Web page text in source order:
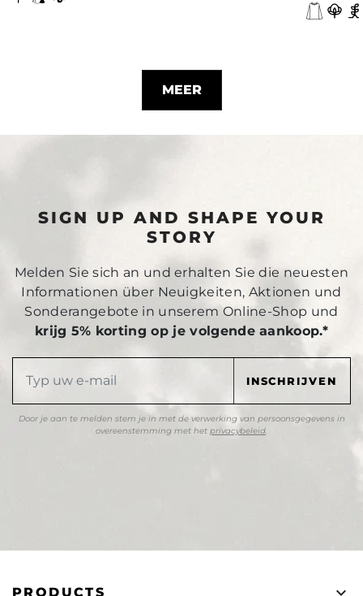
MEER
SIGN UP AND SHAPE YOUR
STORY
Melden Sie sich an und erhalten Sie die neuesten
Informationen über Neuigkeiten, Aktionen und
Sonderangebote in unserem Online-Shop und
krijg 5% korting op je volgende aankoop.*
Door je aan te melden stem je in met de verwerking van persoonsgegevens in
overeenstemming met het privacybeleid.
PRODUCTS